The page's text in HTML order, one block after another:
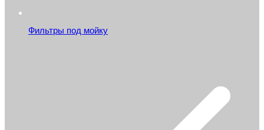
Фильтры под мойку